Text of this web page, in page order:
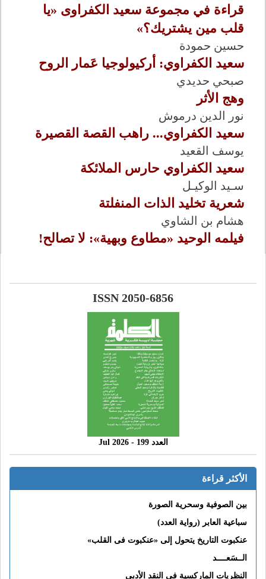
قراءة في مجموعة سعيد الكفراوى «يا
قلب مين يشتريك؟»
حسين حمودة
سعيد الكفراوي: أركيولوجيا عَمار الروح
صبحي حديدي
وهج الأثر
نور الدين درموش
سعيد الكفراوي... راهب القصة القصيرة
يوسف القعيد
سعيد الكفراوي حارس الملائكة
سـيد الوكيـل
شعرية تخليد الذات المنفلتة
هشام بن الشاوي
فيلمه الوحيد «مطاوع وبهية»: لا تصالح!
ISSN 2050-6856
العدد 199 - 2026 Jul
الأكثر قراءة
بين الصوفية وسحرية الصورة
سباعية العابر (رواية العدد)
عنكبوت التاريخ يتحول إلى «عنكبوت فى القلب»
الــسَعــــد
النظريات الماركسية في النقد الأدبي